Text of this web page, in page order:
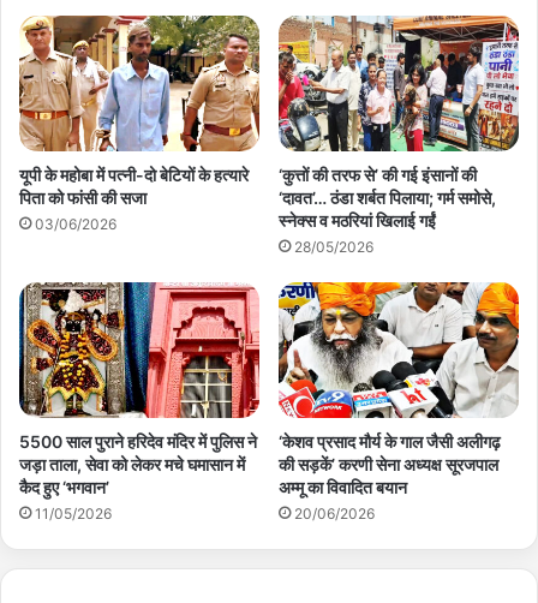
यूपी के महोबा में पत्नी-दो बेटियों के हत्यारे
पिता को फांसी की सजा
03/06/2026
‘कुत्तों की तरफ से’ की गई इंसानों की
‘दावत’… ठंडा शर्बत पिलाया; गर्म समोसे,
स्नेक्स व मठरियां खिलाई गईं
28/05/2026
5500 साल पुराने हरिदेव मंदिर में पुलिस ने
जड़ा ताला, सेवा को लेकर मचे घमासान में
कैद हुए ‘भगवान’
11/05/2026
‘केशव प्रसाद मौर्य के गाल जैसी अलीगढ़
की सड़कें’ करणी सेना अध्यक्ष सूरजपाल
अम्मू का विवादित बयान
20/06/2026